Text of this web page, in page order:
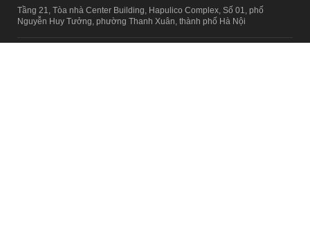
Tầng 21, Tòa nhà Center Building, Hapulico Complex, Số 01, phố
Nguyễn Huy Tưởng, phường Thanh Xuân, thành phố Hà Nội